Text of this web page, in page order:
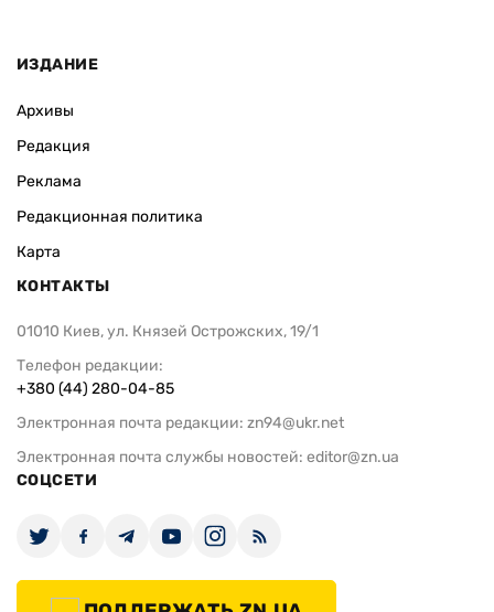
ИЗДАНИЕ
Архивы
Редакция
Реклама
Редакционная политика
Карта
КОНТАКТЫ
01010 Киев, ул. Князей Острожских, 19/1
Телефон редакции:
+380 (44) 280-04-85
Электронная почта редакции: zn94@ukr.net
Электронная почта службы новостей: editor@zn.ua
СОЦСЕТИ